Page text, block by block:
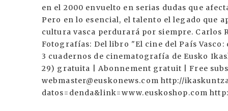
en el 2000 envuelto en serias dudas que
Pero en lo esencial, el talento el legado que
cultura vasca perdurará por siempre.
Fotografías: Del libro "El cine del País
3 cuadernos de cinematografía de Eusko
29) gratuita | Abonnement gratuit | Free
webmaster@euskonews.com http://
datos=denda&link=www.euskoshop.com